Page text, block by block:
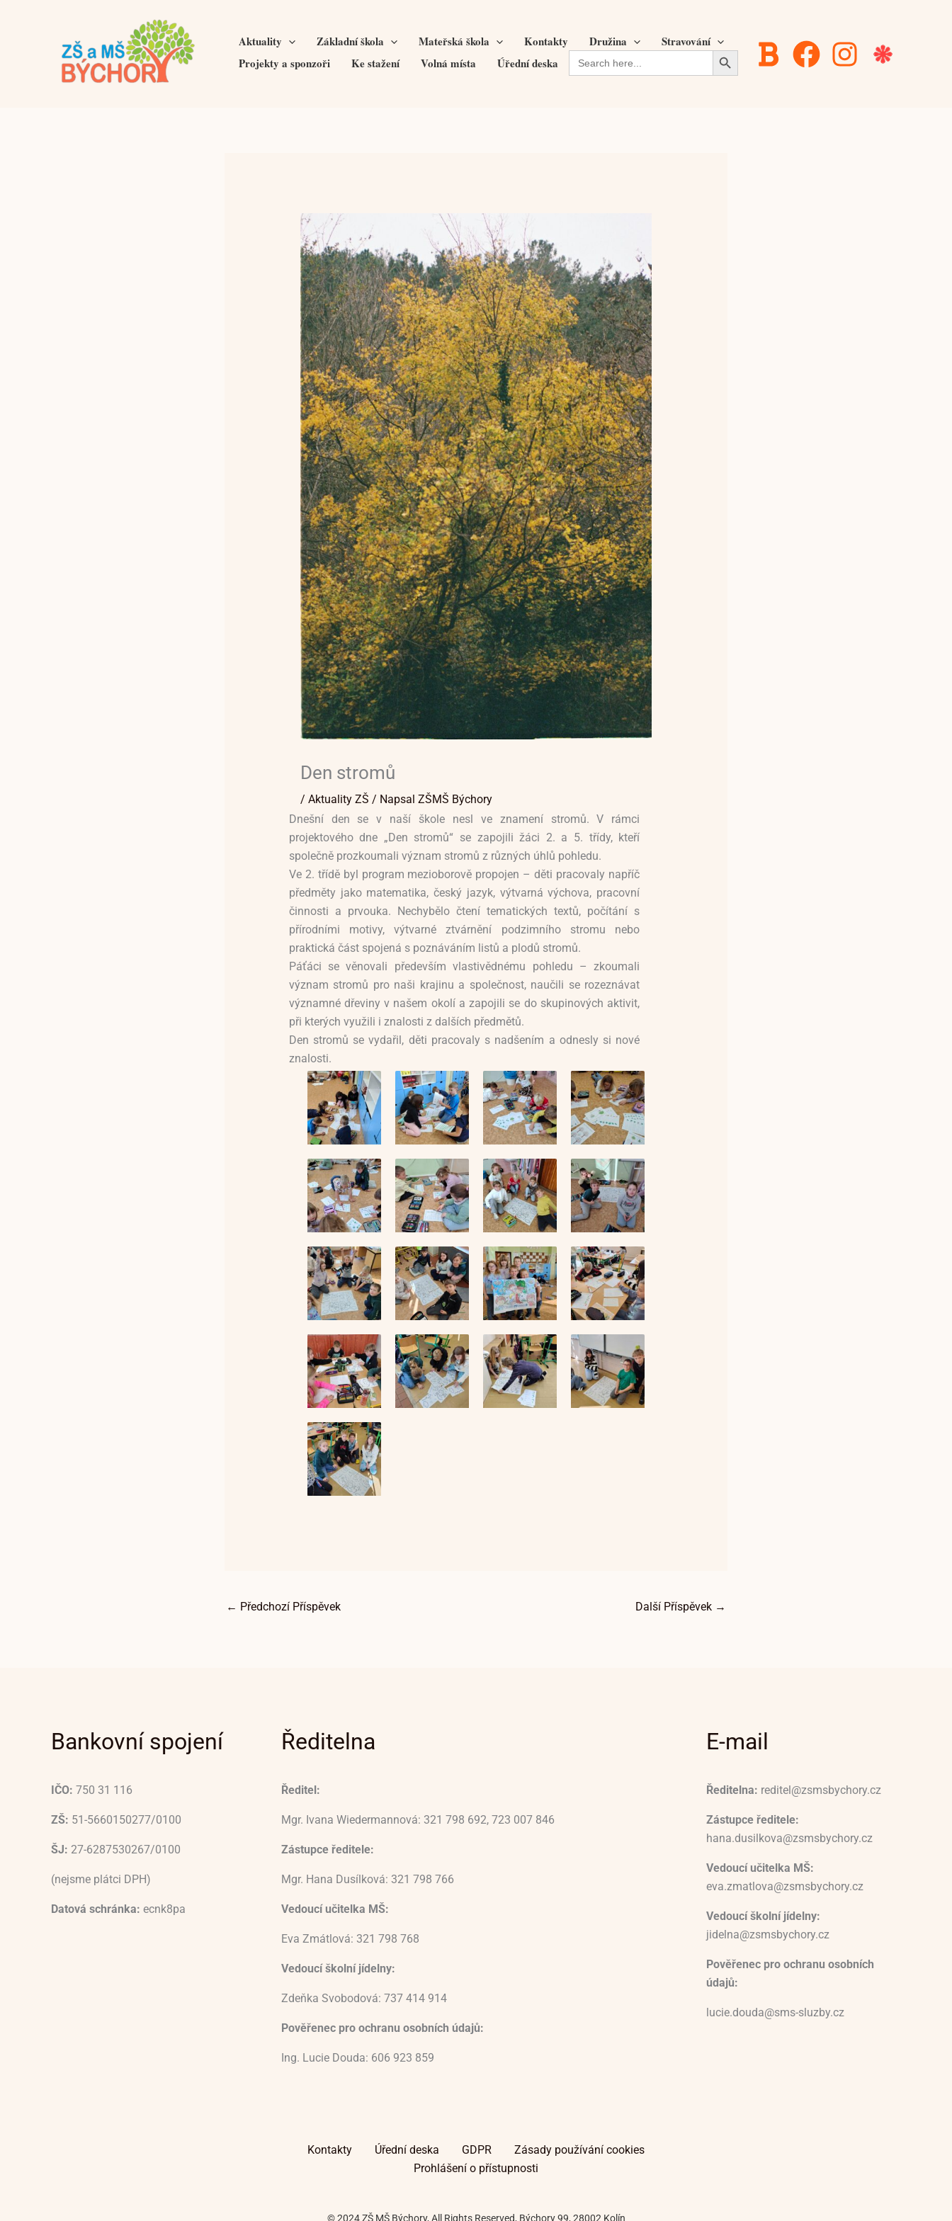
Aktuality Základní škola Mateřská škola Kontakty Družina
Stravování
Projekty a sponzoři
Ke stažení Volná místa Úřední deska Search
for:
Search Button
Den stromů
/ Aktuality ZŠ / Napsal ZŠMŠ Býchory
Dnešní den se v naší škole nesl ve znamení stromů. V rámci
projektového dne „Den stromů“ se zapojili žáci 2. a 5. třídy, kteří
společně prozkoumali význam stromů z různých úhlů pohledu.
Ve 2. třídě byl program mezioborově propojen – děti pracovaly napříč
předměty jako matematika, český jazyk, výtvarná výchova, pracovní
činnosti a prvouka. Nechybělo čtení tematických textů, počítání s
přírodními motivy, výtvarné ztvárnění podzimního stromu nebo
praktická část spojená s poznáváním listů a plodů stromů.
Páťáci se věnovali především vlastivědnému pohledu – zkoumali
význam stromů pro naši krajinu a společnost, naučili se rozeznávat
významné dřeviny v našem okolí a zapojili se do skupinových aktivit,
při kterých využili i znalosti z dalších předmětů.
Den stromů se vydařil, děti pracovaly s nadšením a odnesly si nové
znalosti.
← Předchozí Příspěvek Další Příspěvek →
Bankovní spojení
IČO: 750 31 116
ZŠ: 51-5660150277/0100
ŠJ: 27-6287530267/0100
(nejsme plátci DPH)
Datová schránka: ecnk8pa
Ředitelna
Ředitel:
Mgr. Ivana Wiedermannová: 321 798 692, 723 007 846
Zástupce ředitele:
Mgr. Hana Dusílková: 321 798 766
Vedoucí učitelka MŠ:
Eva Zmátlová: 321 798 768
Vedoucí školní jídelny:
Zdeňka Svobodová: 737 414 914
Pověřenec pro ochranu osobních údajů:
Ing. Lucie Douda: 606 923 859
E-mail
Ředitelna: reditel@zsmsbychory.cz
Zástupce ředitele:
hana.dusilkova@zsmsbychory.cz
Vedoucí učitelka MŠ:
eva.zmatlova@zsmsbychory.cz
Vedoucí školní jídelny:
jidelna@zsmsbychory.cz
Pověřenec pro ochranu osobních
údajů:
lucie.douda@sms-sluzby.cz
Kontakty Úřední deska GDPR
Zásady používání cookies
Prohlášení o přístupnosti
© 2024 ZŠ MŠ Býchory, All Rights Reserved, Býchory 99, 28002 Kolín